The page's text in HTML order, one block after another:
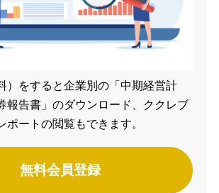
）をすると企業別の「中期経営計
報告書」のダウンロード、ククレブ
ポートの閲覧もできます。
無料会員登録